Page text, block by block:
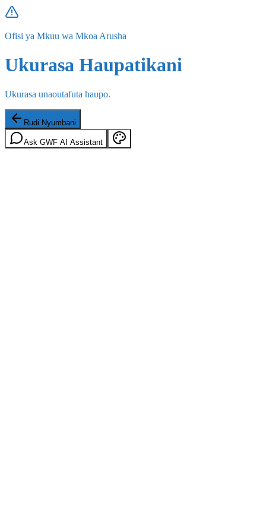
Ofisi ya Mkuu wa Mkoa Arusha
Ukurasa Haupatikani
Ukurasa unaoutafuta haupo.
Rudi Nyumbani
Ask GWF AI Assistant